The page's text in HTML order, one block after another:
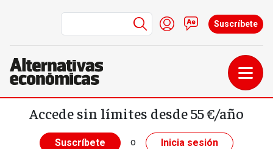
Pasar al contenido principal
Menú de cuenta de
Iniciar sesión
Contacto
Suscríbete
Accede sin límites desde 55 €/año
Suscríbete o Inicia sesión